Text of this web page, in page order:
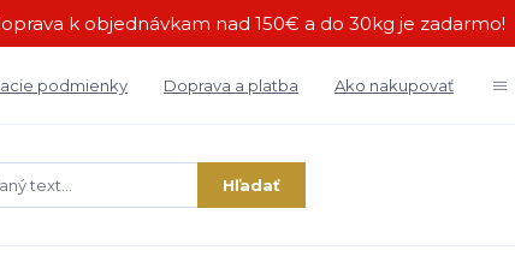
k objednávkam nad 150€ a do 30kg je zadarmo!
podmienky Doprava a platba Ako nakupovať
Hľadať